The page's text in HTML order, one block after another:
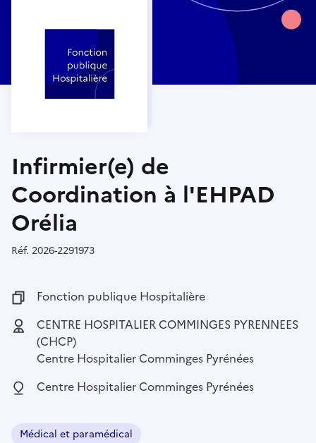
Infirmier(e) de
Coordination à l'EHPAD
Orélia
Réf. Référence :
2026-2291973
Fonction publique :
Fonction publique Hospitalière
Employeur :
CENTRE HOSPITALIER COMMINGES PYRENNEES
(CHCP)
Centre Hospitalier Comminges Pyrénées
Localisation :
Centre Hospitalier Comminges Pyrénées
Médical et paramédical